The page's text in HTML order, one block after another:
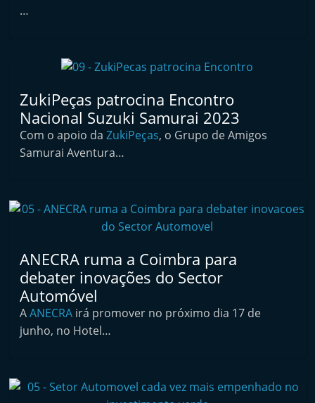
A
t
e
a
r
k
e
A
m
…
ZukiPeças patrocina Encontro
Nacional Suzuki Samurai 2023
Com o apoio daZukiPeças, o Grupo de Amigos
Samurai Aventura…
ANECRA ruma a Coimbra para
debater inovações do Sector
Automóvel
AANECRA irá promover no próximo dia 17 de
junho, no Hotel…